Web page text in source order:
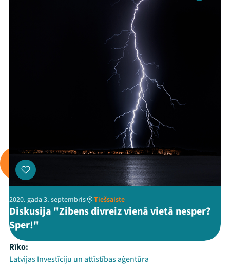
2020. gada 3. septembris Tiešsaiste
Diskusija "Zibens divreiz vienā vietā nesper?
Sper!"
Rīko:
Latvijas Investīciju un attīstības aģentūra